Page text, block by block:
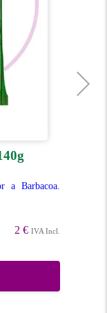
a Barbacoa.
2 € IVA Incl.